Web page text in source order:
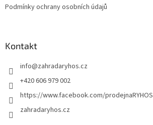
Podmínky ochrany osobních údajů
Kontakt
info@zahradaryhos.cz
+420 606 979 002
https://www.facebook.com/prodejnaRYHOS
zahradaryhos.cz